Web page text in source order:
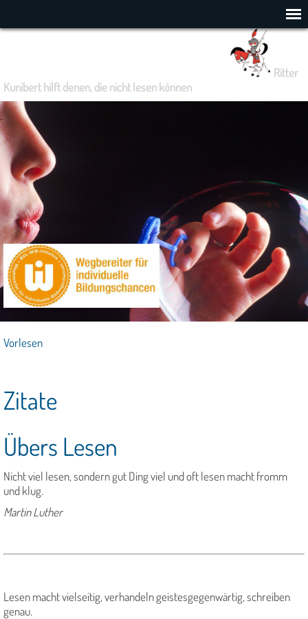
Ritter
Kunibert hilft denen, die nicht lesen können
Vorlesen
Zitate
Übers Lesen
Nicht viel lesen, sondern gut Ding viel und oft lesen macht fromm
und klug.
Martin Luther
Lesen macht vielseitig, verhandeln geistesgegenwärtig, schreiben
genau.